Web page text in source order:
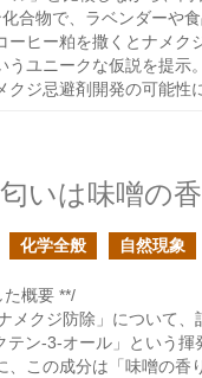
合物で、ラベンダーや
ーヒー粕を撒くとナメ
うユニークな仮説を提
ジ忌避剤開発の可能性
いは味噌の
化学全般 自然現象
た概要 **/
メクジ防除」について
ン-3-オール」という
、この成分は「味噌の香